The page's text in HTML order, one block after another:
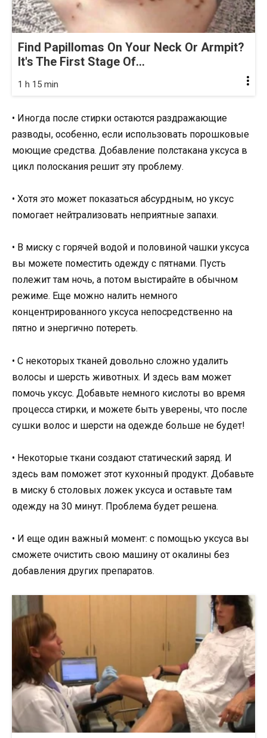
Find Papillomas On Your Neck Or Armpit?
It's The First Stage Of...
1 h 15 min
• Иногда после стирки остаются раздражающие
разводы, особенно, если использовать порошковые
моющие средства. Добавление полстакана уксуса в
цикл полоскания решит эту проблему.
• Хотя это может показаться абсурдным, но уксус
помогает нейтрализовать неприятные запахи.
• В миску с горячей водой и половиной чашки уксуса
вы можете поместить одежду с пятнами. Пусть
полежит там ночь, а потом выстирайте в обычном
режиме. Еще можно налить немного
концентрированного уксуса непосредственно на
пятно и энергично потереть.
• С некоторых тканей довольно сложно удалить
волосы и шерсть животных. И здесь вам может
помочь уксус. Добавьте немного кислоты во время
процесса стирки, и можете быть уверены, что после
сушки волос и шерсти на одежде больше не будет!
• Некоторые ткани создают статический заряд. И
здесь вам поможет этот кухонный продукт. Добавьте
в миску 6 столовых ложек уксуса и оставьте там
одежду на 30 минут. Проблема будет решена.
• И еще один важный момент: с помощью уксуса вы
сможете очистить свою машину от окалины без
добавления других препаратов.